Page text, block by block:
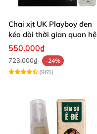
Chai xịt UK Playboy đen
kéo dài thời gian quan hệ
5ml nhỏ gọn
550.000₫
723.000₫
-24%
(965)